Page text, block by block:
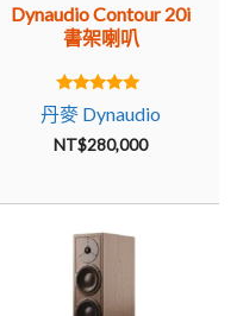
Dynaudio Contour 20i
書架喇叭
5.00
out of 5
丹麥 Dynaudio
NT$280,000